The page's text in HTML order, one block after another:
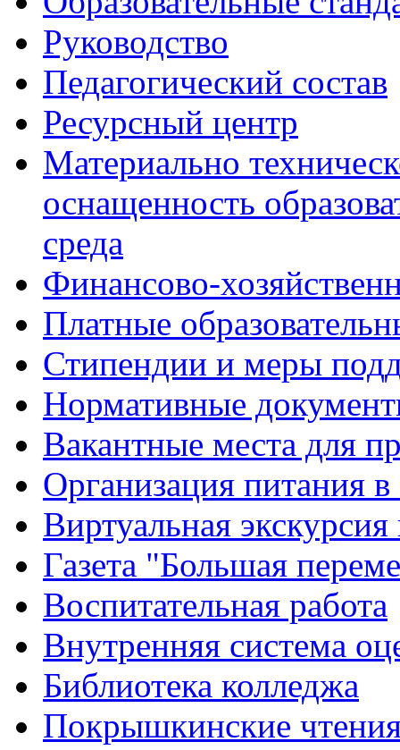
Руководство
Педагогический состав
Ресурсный центр
Материально
оснащенность
среда
Финансово-
Платные
Стипендии и меры
Нормативные
Вакантные места для
Организация питания в
Виртуальная
Газета "Большая
Воспитательная работа
Внутренняя система
Библиотека колледжа
Покрышкинские